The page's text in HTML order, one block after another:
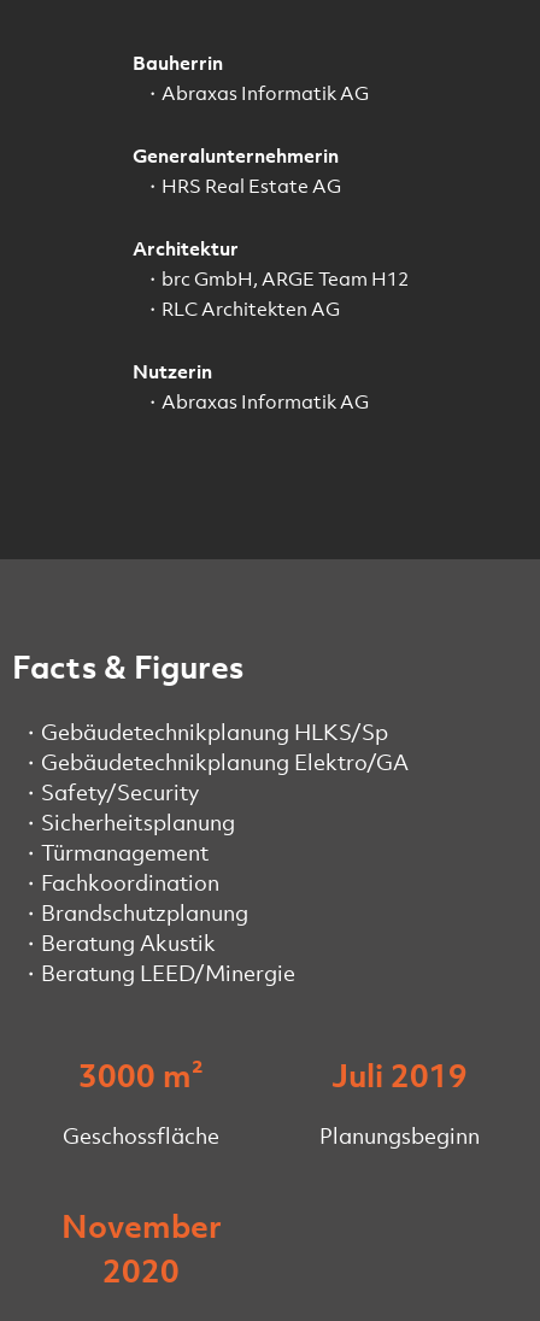
Bauherrin
Abraxas Informatik AG
Generalunternehmerin
HRS Real Estate AG
Architektur
brc GmbH, ARGE Team H12
RLC Architekten AG
Nutzerin
Abraxas Informatik AG
Facts & Figures
Gebäudetechnikplanung HLKS/Sp
Gebäudetechnikplanung Elektro/GA
Safety/Security
Sicherheitsplanung
Türmanagement
Fachkoordination
Brandschutzplanung
Beratung Akustik
Beratung LEED/Minergie
3000 m²
Geschossfläche
Juli 2019
Planungsbeginn
November
2020